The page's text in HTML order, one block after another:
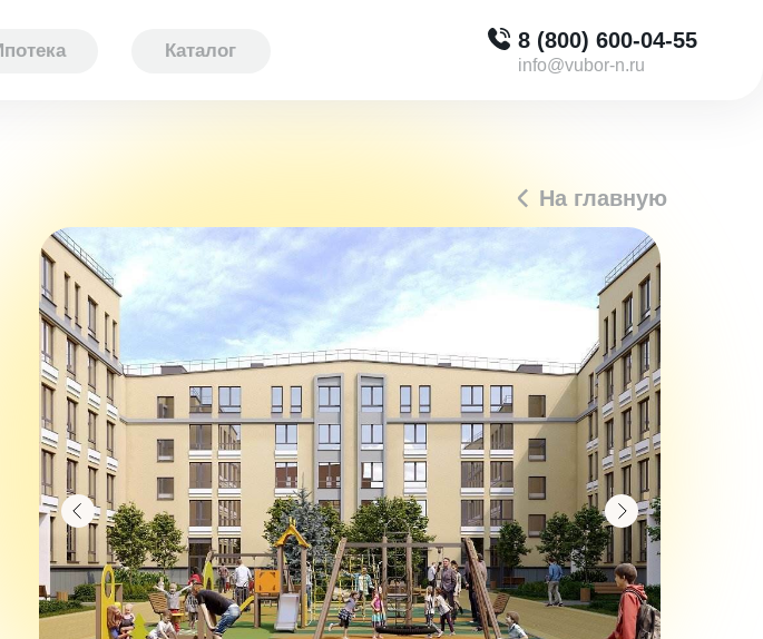
8 (800) 600-04-55
info@vubor-n.ru
Каталог
На главную